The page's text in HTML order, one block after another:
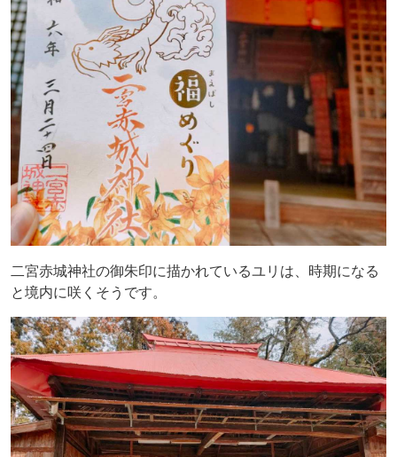
二宮赤城神社の御朱印に描かれているユリは、時期になる
と境内に咲くそうです。